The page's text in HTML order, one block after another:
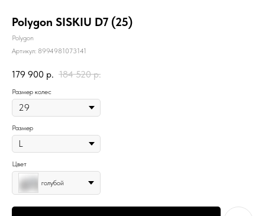
Polygon SISKIU D7 (25)
Polygon
Артикул: 8994981073141
179 900 р. 184 520 р.
Размер колес
Размер
Цвет
голубой